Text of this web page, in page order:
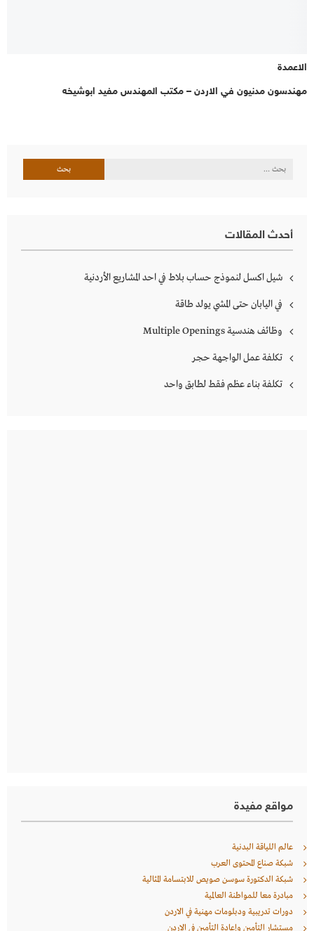
الاعمدة
مهندسون مدنيون في الاردن – مكتب المهندس مفيد ابوشيخه
البحث
أحدث المقالات
شيل اكسل لنموذج حساب بلاط في احد المشاريع الأردنية
في اليابان حتى المشي يولد طاقة
وظائف هندسية Multiple Openings
تكلفة عمل الواجهة حجر
تكلفة بناء عظم فقط لطابق واحد
مواقع مفيدة
عالم اللياقة البدنية
شبكة صناع المحتوى العرب
شبكة الدكتورة سوسن صويص للابتسامة المثالية
مبادرة معا للمواطنة العالمية
دورات تدريبية ودبلومات مهنية في الاردن
مستشار التأمين وإعادة التأمين في الاردن